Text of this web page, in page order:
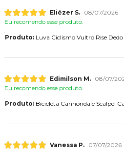
Eliézer S.
08/07/2026
Eu recomendo esse produto.
Produto:Luva Ciclismo Vultro Rise Dedo
Edimilson M.
08/07/
Eu recomendo esse produto.
Produto:Bicicleta Cannondale Scalpel
Vanessa P.
07/07/2026